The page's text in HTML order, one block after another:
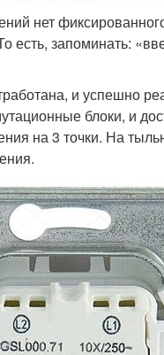
нет
есть, запоминать:
и успешно
блоки, и
на 3 точки. На